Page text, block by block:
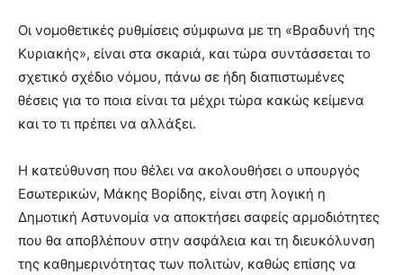
the
meaning
of
pain.
pornhun
hd
Οι νομοθετικές ρυθμίσεις σύμφωνα με τη «Βραδυνή της
Κυριακής», είναι στα σκαριά, και τώρα συντάσσεται το
σχετικό σχέδιο νόμου, πάνω σε ήδη διαπιστωμένες
θέσεις για το ποια είναι τα μέχρι τώρα κακώς κείμενα
και το τι πρέπει να αλλάξει.
Η κατεύθυνση που θέλει να ακολουθήσει ο υπουργός
Εσωτερικών, Μάκης Βορίδης, είναι στη λογική η
Δημοτική Αστυνομία να αποκτήσει σαφείς αρμοδιότητες
που θα αποβλέπουν στην ασφάλεια και τη διευκόλυνση
της καθημερινότητας των πολιτών, καθώς επίσης να